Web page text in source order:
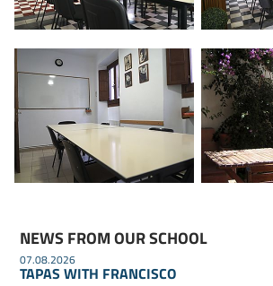
NEWS FROM OUR SCHOOL
07.08.2026
TAPAS WITH FRANCISCO